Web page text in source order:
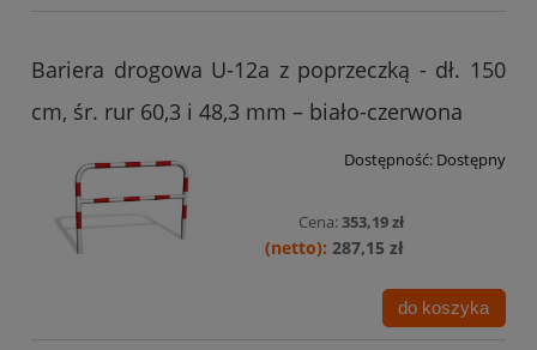
Bariera drogowa U-12a z poprzeczką - dł. 150
cm, śr. rur 60,3 i 48,3 mm – biało-czerwona
Dostępność: Dostępny
Cena:353,19 zł
287,15 zł
do koszyka